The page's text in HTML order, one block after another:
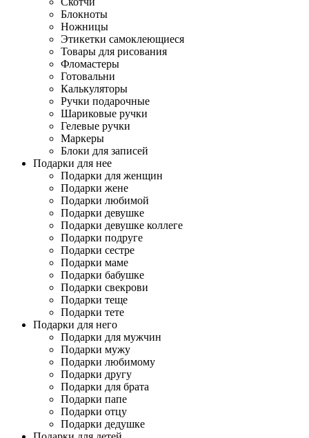
Блокноты
Ножницы
Этикетки самоклеющиеся
Товары для рисования
Фломастеры
Готовальни
Калькуляторы
Ручки подарочные
Шариковые ручки
Гелевые ручки
Маркеры
Блоки для записей
Подарки для нее
Подарки для женщин
Подарки жене
Подарки любимой
Подарки девушке
Подарки девушке коллеге
Подарки подруге
Подарки сестре
Подарки маме
Подарки бабушке
Подарки свекрови
Подарки теще
Подарки тете
Подарки для него
Подарки для мужчин
Подарки мужу
Подарки любимому
Подарки другу
Подарки для брата
Подарки папе
Подарки отцу
Подарки дедушке